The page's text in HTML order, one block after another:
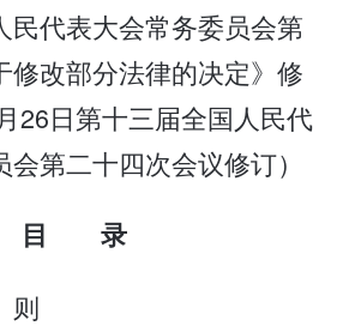
民代表大会常务委员会第
修改部分法律的决定》修
日第十三届全国人民代
第二十四次会议修订）
目 录